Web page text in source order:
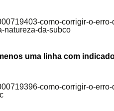
como-corrigir-o-
natureza-da-subco
uma linha com
como-corrigir-o-